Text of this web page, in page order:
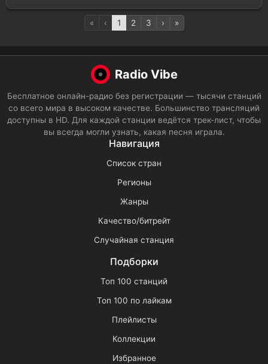
« ‹ 1 2 3 › »
Radio Vibe
Бесплатное онлайн-радио без регистрации — тысячи станций
со всего мира в высоком качестве. Большинство трансляций
доступны в HD. Для каждой станции ведётся трек-лист, чтобы
вы всегда могли узнать, какая песня играла.
Навигация
Список стран
Регионы
Жанры
Качество/битрейт
Случайная станция
Подборки
Топ 100 станций
Топ 100 по лайкам
Плейлисты
Коллекции
Избранное